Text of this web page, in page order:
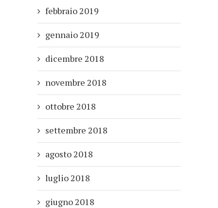
febbraio 2019
gennaio 2019
dicembre 2018
novembre 2018
ottobre 2018
settembre 2018
agosto 2018
luglio 2018
giugno 2018